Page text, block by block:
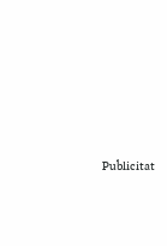
Publicitat